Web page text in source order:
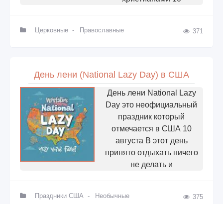
Церковные - Православные 371
День лени (National Lazy Day) в США
День лени National Lazy
Day это неофициальный
праздник который
отмечается в США 10
августа В этот день
принято отдыхать ничего
не делать и
Праздники США - Необычные 375